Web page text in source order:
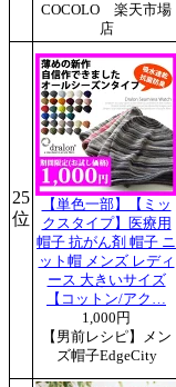
COCOLO 楽天市場
店
25
位
【単色一部】【ミッ
クスタイプ】医療用
帽子 抗がん剤 帽子 ニ
ット帽 メンズ レディ
ース 大きいサイズ
【コットン/アク…
1,000円
【男前レシピ】メン
ズ帽子EdgeCity